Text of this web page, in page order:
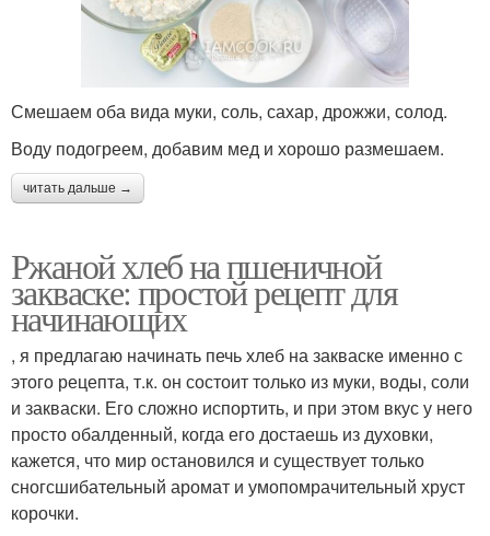
Смешаем оба вида муки, соль, сахар, дрожжи, солод.
Воду подогреем, добавим мед и хорошо размешаем.
читать дальше →
Ржаной хлеб на пшеничной
закваске: простой рецепт для
начинающих
, я предлагаю начинать печь хлеб на закваске именно с
этого рецепта, т.к. он состоит только из муки, воды, соли
и закваски. Его сложно испортить, и при этом вкус у него
просто обалденный, когда его достаешь из духовки,
кажется, что мир остановился и существует только
сногсшибательный аромат и умопомрачительный хруст
корочки.